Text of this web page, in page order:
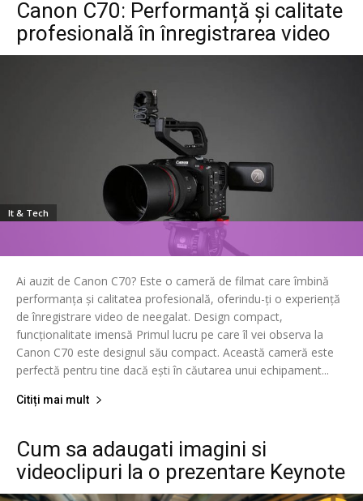
Canon C70: Performanță și calitate
profesională în înregistrarea video
It & Tech
Ai auzit de Canon C70? Este o cameră de filmat care îmbină
performanța și calitatea profesională, oferindu-ți o experiență
de înregistrare video de neegalat. Design compact,
funcționalitate imensă Primul lucru pe care îl vei observa la
Canon C70 este designul său compact. Această cameră este
perfectă pentru tine dacă ești în căutarea unui echipament...
Citiți mai mult
Cum sa adaugati imagini si
videoclipuri la o prezentare Keynote